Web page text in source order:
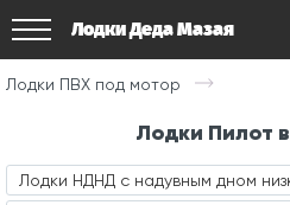
Лодки Деда Мазая
Лодки ПВХ под мотор
Лодки Пилот
Лодки НДНД с надувным дном